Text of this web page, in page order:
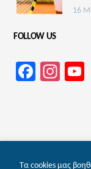
16
FOLLOW US
Τα cookies μας